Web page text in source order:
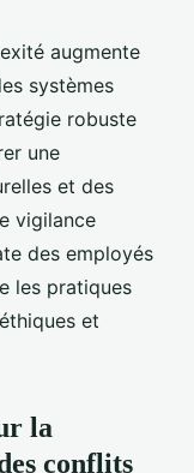
augmente
systèmes
robuste
une
et des
vigilance
des employés
les pratiques
et
la
conflits